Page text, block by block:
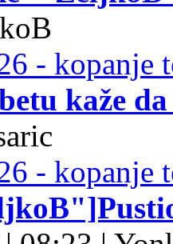
- kopanje
kaže
- kopanje